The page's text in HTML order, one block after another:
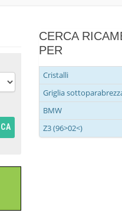
CERCA
PER
Cristalli
Griglia
BMW
Z3 (96>02<)